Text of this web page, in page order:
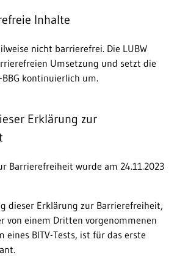
Inhalte
nicht barrierefrei. Die LUBW
Umsetzung und setzt die
kontinuierlich um.
Erklärung zur
Barrierefreiheit wurde am 24.11.2023
dieser Erklärung zur Barrierefreiheit,
von einem Dritten vorgenommenen
eines BITV-Tests, ist für das erste